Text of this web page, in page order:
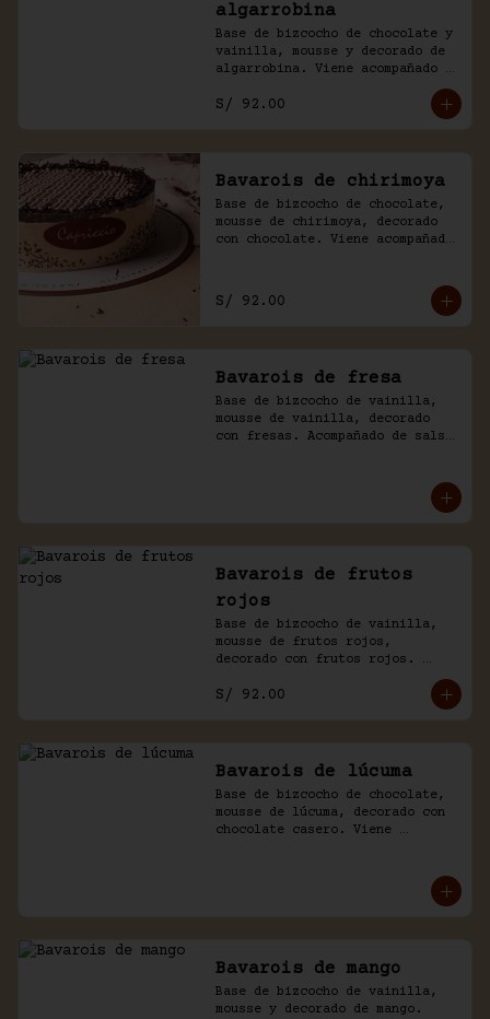
algarrobina
Base de bizcocho de chocolate y
vainilla, mousse y decorado de
algarrobina. Viene acompañado
S/ 92.00
Bavarois de chirimoya
Base de bizcocho de chocolate,
mousse de chirimoya, decorado
con chocolate. Viene acompañado
S/ 92.00
Bavarois de fresa
Base de bizcocho de vainilla,
mousse de vainilla, decorado
con fresas. Acompañado de salsa
Bavarois de frutos
rojos
Base de bizcocho de vainilla,
mousse de frutos rojos,
decorado con frutos rojos.
S/ 92.00
Bavarois de lúcuma
Base de bizcocho de chocolate,
mousse de lúcuma, decorado con
chocolate casero. Viene
Bavarois de mango
Base de bizcocho de vainilla,
mousse y decorado de mango.